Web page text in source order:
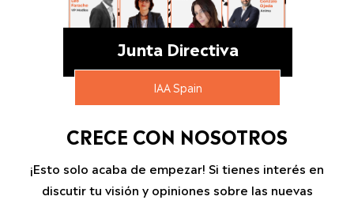
CRECE CON NOSOTROS
¡Esto solo acaba de empezar! Si tienes interés en
discutir tu visión y opiniones sobre las nuevas
Junta Directiva
IAA Spain